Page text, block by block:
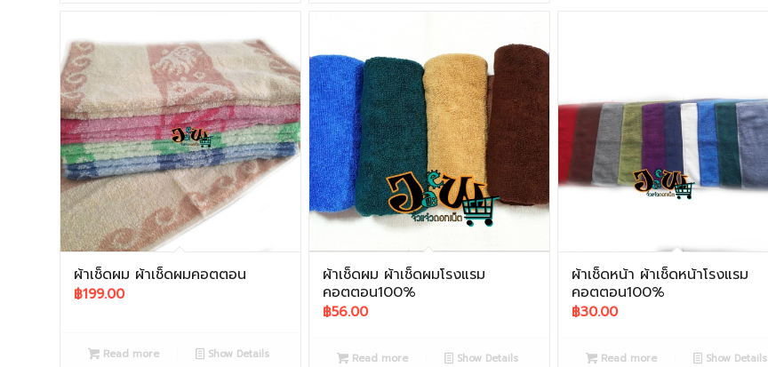
ผ้าเช็ดผม ผ้าเช็ดผมคอตตอน
฿199.00
Read more Show Details
ผ้าเช็ดผม ผ้าเช็ดผมโรงแรม
คอตตอน100%
฿56.00
Read more Show Details
ผ้าเช็ดหน้า ผ้าเช็ดหน้าโรงแรม
คอตตอน100%
฿30.00
Read more Show Details